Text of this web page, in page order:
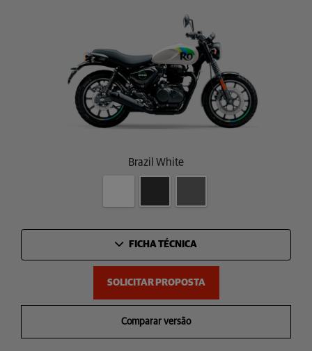
Brazil White
FICHA TÉCNICA
SOLICITAR PROPOSTA
Comparar versão